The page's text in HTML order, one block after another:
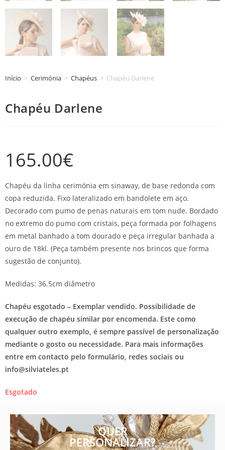
Início > Cerimónia > Chapéus > Chapéu Darlene
Chapéu Darlene
165.00€
Chapéu da linha cerimónia em sinaway, de base redonda com
copa reduzida. Fixo lateralizado em bandolete em aço.
Decorado com pumo de penas naturais em tom nude. Bordado
no extremo do pumo com cristais, peça formada por folhagens
em metal banhado a tom dourado e peça irregular banhada a
ouro de 18kl. (Peça também presente nos brincos que forma
sugestão de conjunto).
Medidas: 36.5cm diâmetro
Chapéu esgotado – Exemplar vendido. Possibilidade de
execução de chapéu similar por encomenda. Este como
qualquer outro exemplo, é sempre passível de personalização
mediante o gosto ou necessidade. Para mais informações
entre em contacto pelo formulário, redes sociais ou
info@silviateles.pt
Esgotado
QUER
PERSONALIZAR?